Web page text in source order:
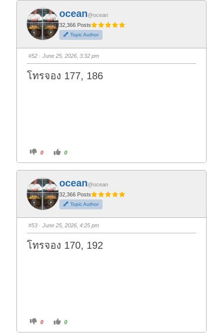
k
f
o
r
t
h
u
m
d
o
n
.
k
o
r
t
h
u
m
u
p
ocean@ocean
32,366 Posts
Topic Author
#52 · June 25, 2026, 3:32 pm
โทรจอง 177, 186
C
i
k
f
o
r
t
h
u
m
b
d
o
n
.
0
C
i
k
o
t
h
u
m
b
u
p
0
ocean@ocean
32,366 Posts
Topic Author
#53 · June 25, 2026, 4:25 pm
โทรจอง 170, 192
C
i
0
C
i
0